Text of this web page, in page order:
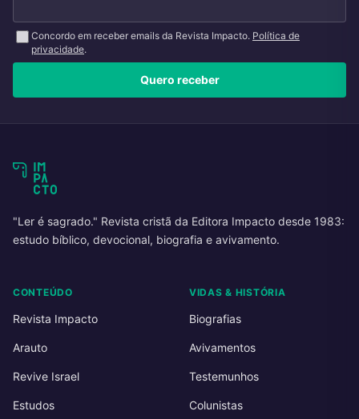
Concordo em receber emails da Revista Impacto. Política de
privacidade.
Quero receber
"Ler é sagrado." Revista cristã da Editora Impacto desde 1983:
estudo bíblico, devocional, biografia e avivamento.
CONTEÚDO
Revista Impacto
Arauto
Revive Israel
Estudos
VIDAS & HISTÓRIA
Biografias
Avivamentos
Testemunhos
Colunistas